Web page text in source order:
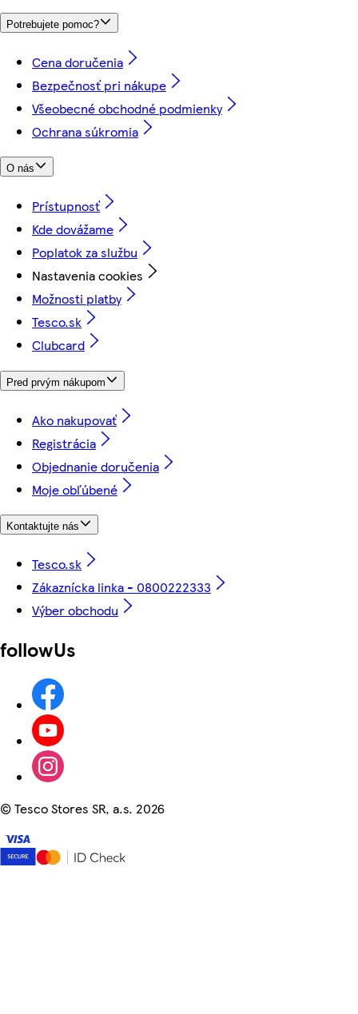
Potrebujete pomoc?
Cena doručenia
Bezpečnosť pri nákupe
Všeobecné obchodné podmienky
Ochrana súkromia
O nás
Prístupnosť
Kde dovážame
Poplatok za službu
Nastavenia cookies
Možnosti platby
Tesco.sk
Clubcard
Pred prvým nákupom
Ako nakupovať
Registrácia
Objednanie doručenia
Moje obľúbené
Kontaktujte nás
Tesco.sk
Zákaznícka linka - 0800222333
Výber obchodu
followUs
©Tesco Stores SR, a.s. 2026